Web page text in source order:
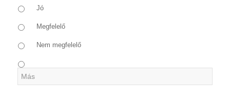
Jó
Megfelelő
Nem megfelelő